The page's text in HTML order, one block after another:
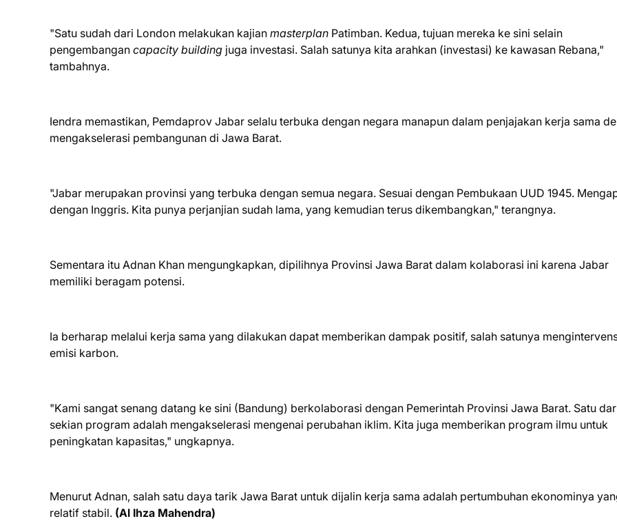
"Satu sudah dari London melakukan kajian masterplan Patimban. Kedua, tujuan mereka ke sini selain
pengembangan capacity building juga investasi. Salah satunya kita arahkan (investasi) ke kawasan Rebana,"
tambahnya.
Iendra memastikan, Pemdaprov Jabar selalu terbuka dengan negara manapun dalam penjajakan kerja sama
mengakselerasi pembangunan di Jawa Barat.
"Jabar merupakan provinsi yang terbuka dengan semua negara. Sesuai dengan Pembukaan UUD 1945.
dengan Inggris. Kita punya perjanjian sudah lama, yang kemudian terus dikembangkan," terangnya.
Sementara itu Adnan Khan mengungkapkan, dipilihnya Provinsi Jawa Barat dalam kolaborasi ini karena Jabar
memiliki beragam potensi.
Ia berharap melalui kerja sama yang dilakukan dapat memberikan dampak positif, salah satunya
emisi karbon.
"Kami sangat senang datang ke sini (Bandung) berkolaborasi dengan Pemerintah Provinsi Jawa Barat. Satu
sekian program adalah mengakselerasi mengenai perubahan iklim. Kita juga memberikan program ilmu untuk
peningkatan kapasitas," ungkapnya.
Menurut Adnan, salah satu daya tarik Jawa Barat untuk dijalin kerja sama adalah pertumbuhan ekonominya
relatif stabil. (Al Ihza Mahendra)